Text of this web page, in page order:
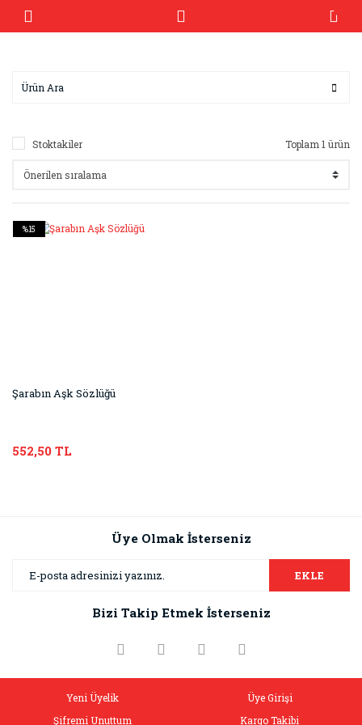
Stoktakiler Toplam 1 ürün
%15
Şarabın Aşk Sözlüğü
552,50 TL
Üye Olmak İsterseniz
EKLE
Bizi Takip Etmek İsterseniz
Yeni Üyelik
Üye Girişi
Şifremi Unuttum
Kargo Takibi